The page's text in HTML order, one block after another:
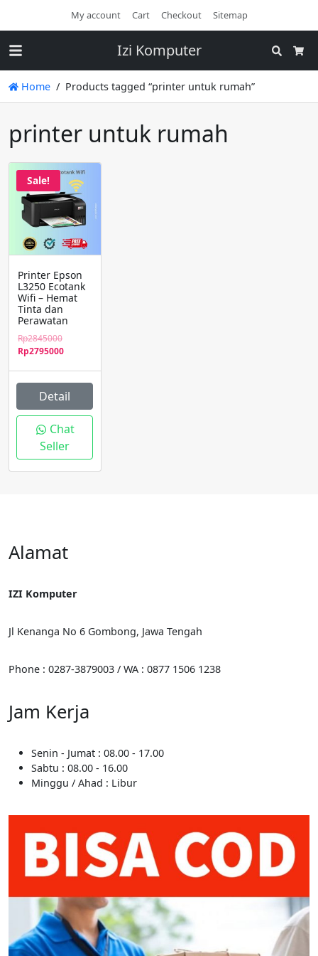
My account Cart Checkout Sitemap
Izi Komputer
Search
Home
Products tagged “printer untuk rumah”
printer untuk rumah
Sale!
Printer Epson
L3250 Ecotank
Wifi – Hemat
Tinta dan
Perawatan
Rp2845000Original
price
Rp2795000Current
Rp2795000.
Detail
Chat
Seller
Alamat
IZI Komputer
Jl Kenanga No 6 Gombong, Jawa Tengah
Phone : 0287-3879003 / WA : 0877 1506 1238
Jam Kerja
Senin - Jumat : 08.00 - 17.00
Sabtu : 08.00 - 16.00
Minggu / Ahad : Libur